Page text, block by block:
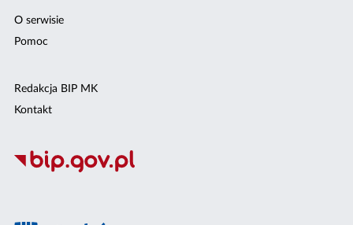
O serwisie
Pomoc
Redakcja BIP MK
Kontakt